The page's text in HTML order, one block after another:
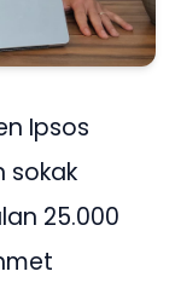
Ipsos
sokak
25.000